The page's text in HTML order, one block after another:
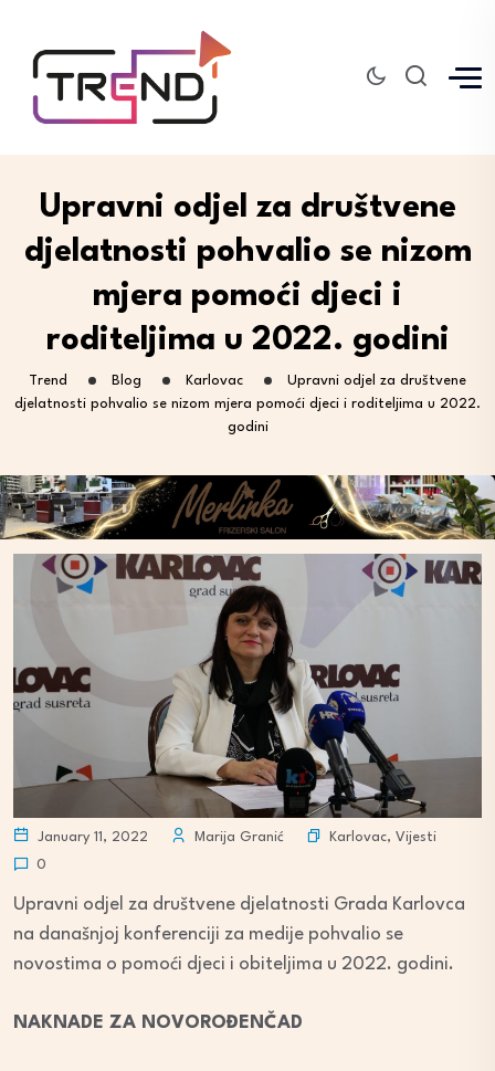
Upravni odjel za društvene
djelatnosti pohvalio se nizom
mjera pomoći djeci i
roditeljima u 2022. godini
Trend Blog Karlovac
Upravni odjel za društvene
djelatnosti pohvalio se nizom mjera pomoći djeci i roditeljima u 2022.
godini
January 11, 2022 Marija Granić Karlovac, Vijesti
0
Upravni odjel za društvene djelatnosti Grada Karlovca
na današnjoj konferenciji za medije pohvalio se
novostima o pomoći djeci i obiteljima u 2022. godini.
NAKNADE ZA NOVOROĐENČAD